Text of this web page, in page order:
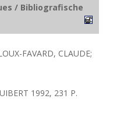
/ Bibliografische
FAVARD, CLAUDE;
1992, 231 P.